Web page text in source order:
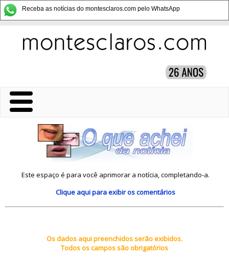
Receba as notícias do montesclaros.com pelo WhatsApp
Este espaço é para você aprimorar a notícia, completando-a.
Clique aquipara exibir os comentários
Os dados aqui preenchidos serão exibidos.
Todos os campos são obrigatórios